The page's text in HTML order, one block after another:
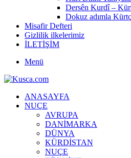
Dersên Kurdî –
Dokuz adımla
Misafir Defteri
Gizlilik ilkelerimiz
İLETİŞİM
Menü
ANASAYFA
NUÇE
AVRUPA
DANİMARKA
DÜNYA
KÜRDİSTAN
NUÇE